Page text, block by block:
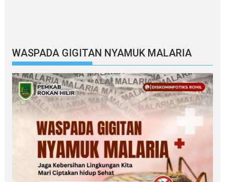
WASPADA GIGITAN NYAMUK MALARIA